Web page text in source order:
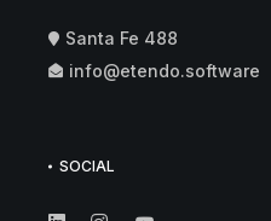
Santa Fe 488
info@etendo.software
SOCIAL